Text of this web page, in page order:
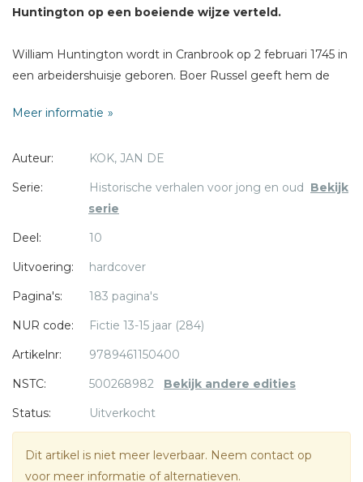
Huntington op een boeiende wijze verteld.
William Huntington wordt in Cranbrook op 2 februari 1745 in
een arbeidershuisje geboren. Boer Russel geeft hem de
deze boer zijn echte vader is.
Wegens de grote armoede in gezin Hunt moet William al
jong gaan werken om de kost te helpen verdienen.
Verschillende baantjes heeft hij gehad. Zo wordt hij ook nog
Wonderlijk zijn de vele gebedsverhoringen. Onderweg vindt
dieren, waarmee hij zijn gezin van voedsel kan voorzien. Hij
is dan inmiddels getrouwd met Mary. Na haar droevig
levenseinde hertrouwt hij met een adellijke dame: Lady
William Huntington ervaart veel vrucht op zijn prediking.
Kerkjes komen tot bloei. Van heinde en ver komen de
Meer informatie
Auteur:
KOK, JAN DE
Serie:
Historische verhalen voor jong en oud Bekijk
serie
Deel:
10
Uitvoering:
hardcover
Pagina's:
183 pagina's
NUR code:
Fictie 13-15 jaar (284)
Artikelnr:
9789461150400
NSTC:
500268982 Bekijk andere edities
Status:
Uitverkocht
Dit artikel is niet meer leverbaar. Neem contact op
voor meer informatie of alternatieven.
Sterren
E-mail *
Bericht *